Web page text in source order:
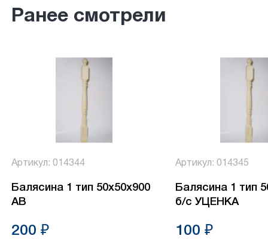
Ранее смотрели
Артикул: 014344
Балясина 1 тип 50х50х900
АВ
200 ₽
Артикул: 014345
Балясина 1 тип
б/с УЦЕНКА
100 ₽